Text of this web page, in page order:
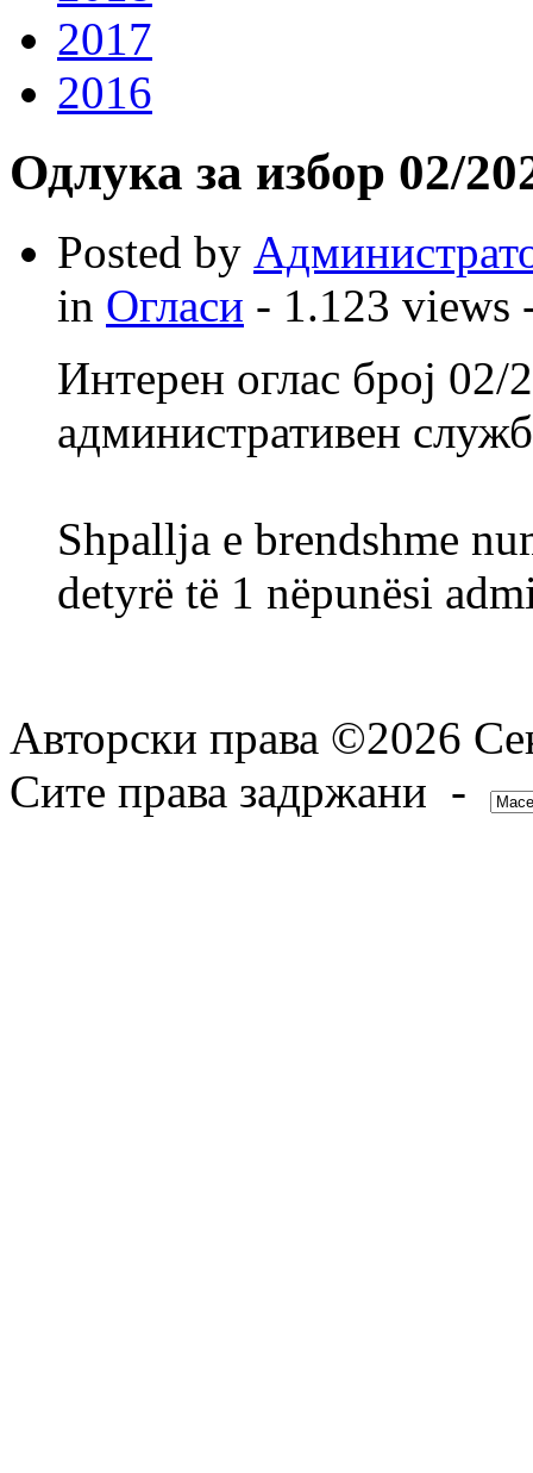
2017
2016
Одлука за избор 02/
Posted by
in Огласи - 1.123 views
Интерен оглас број
административен
Shpallja e brendshme
detyrë të 1 nëpunësi
Авторски права ©2026
Сите права задржани -